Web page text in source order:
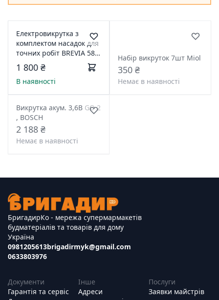
Електровикрутка з
комплектом насадок для
точних робіт BREVIA 58 в
1 Викрутка електрична
15,8х180мм 55058
1 800 ₴
В наявності
Набір викруток 7шт Miol
350 ₴
Немає в наявності
Викрутка акум. 3,6В GO 2
, BOSCH
2 188 ₴
Немає в наявності
БригадирКо - мережа супермармакетів
будматеріалів та товарів для дому
Україна
0981205613
0633803976
brigadirmyk@gmail.com
Документи
Гарантія та сервіс
Інше
Адреси
Послуги
Заявки майстрів